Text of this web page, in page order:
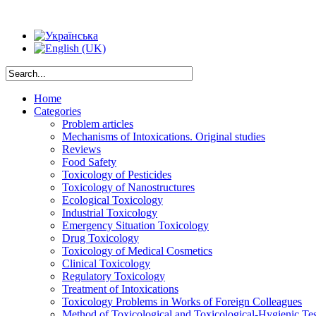
Home
Categories
Problem articles
Mechanisms of Intoxications. Original studies
Reviews
Food Safety
Toxicology of Pesticides
Toxicology of Nanostructures
Ecological Toxicology
Industrial Toxicology
Emergency Situation Toxicology
Drug Toxicology
Toxicology of Medical Cosmetics
Clinical Toxicology
Regulatory Toxicology
Treatment of Intoxications
Toxicology Problems in Works of Foreign Colleagues